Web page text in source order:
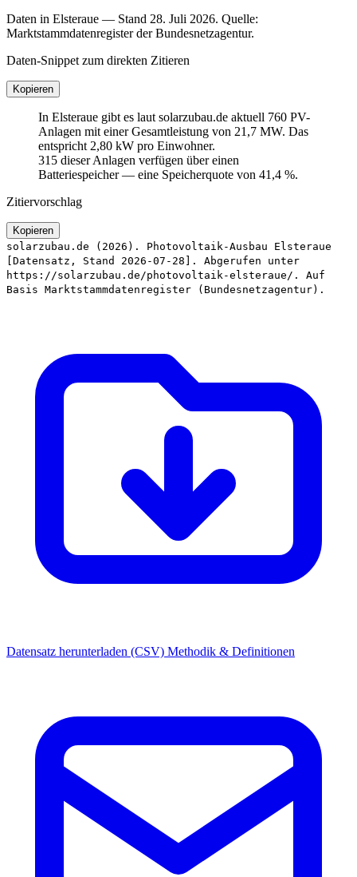
Daten in Elsteraue — Stand 28. Juli 2026. Quelle:
Marktstammdatenregister der Bundesnetzagentur.
Daten-Snippet zum direkten Zitieren
Kopieren
In Elsteraue gibt es laut solarzubau.de aktuell 760 PV-
Anlagen mit einer Gesamtleistung von 21,7 MW. Das
entspricht 2,80 kW pro Einwohner.
315 dieser Anlagen verfügen über einen
Batteriespeicher — eine Speicherquote von 41,4 %.
Zitiervorschlag
Kopieren
solarzubau.de (2026). Photovoltaik-Ausbau Elsteraue
[Datensatz, Stand 2026-07-28]. Abgerufen unter
https://solarzubau.de/photovoltaik-elsteraue/. Auf
Basis Marktstammdatenregister (Bundesnetzagentur).
Datensatz herunterladen (CSV) Methodik & Definitionen